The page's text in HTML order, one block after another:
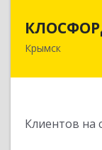
Крымск
Клиентов на
353380,